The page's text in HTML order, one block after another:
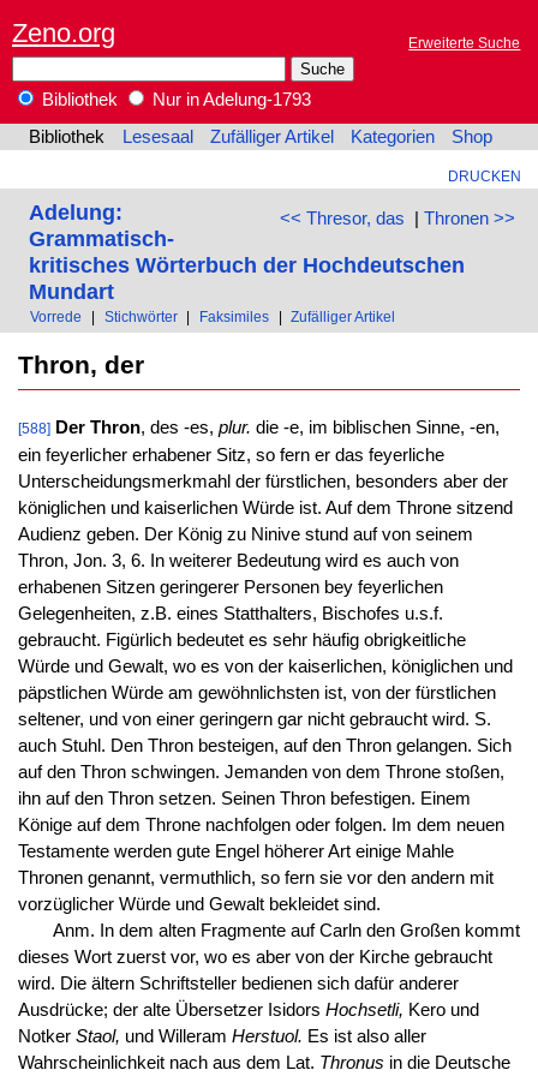
Zeno.org Erweiterte Suche
Bibliothek
Nur in Adelung-1793
Bibliothek
Lesesaal Zufälliger Artikel Kategorien Shop
DRUCKEN
<< Thresor, das | Thronen >>
Adelung:
Grammatisch-
kritisches Wörterbuch der Hochdeutschen
Mundart
Vorrede Stichwörter Faksimiles Zufälliger Artikel
Thron, der
[588] Der Thron, des -es, plur. die -e, im biblischen Sinne, -en,
ein feyerlicher erhabener Sitz, so fern er das feyerliche
Unterscheidungsmerkmahl der fürstlichen, besonders aber der
königlichen und kaiserlichen Würde ist. Auf dem Throne sitzend
Audienz geben. Der König zu Ninive stund auf von seinem
Thron, Jon. 3, 6. In weiterer Bedeutung wird es auch von
erhabenen Sitzen geringerer Personen bey feyerlichen
Gelegenheiten, z.B. eines Statthalters, Bischofes u.s.f.
gebraucht. Figürlich bedeutet es sehr häufig obrigkeitliche
Würde und Gewalt, wo es von der kaiserlichen, königlichen und
päpstlichen Würde am gewöhnlichsten ist, von der fürstlichen
seltener, und von einer geringern gar nicht gebraucht wird. S.
auch Stuhl. Den Thron besteigen, auf den Thron gelangen. Sich
auf den Thron schwingen. Jemanden von dem Throne stoßen,
ihn auf den Thron setzen. Seinen Thron befestigen. Einem
Könige auf dem Throne nachfolgen oder folgen. Im dem neuen
Testamente werden gute Engel höherer Art einige Mahle
Thronen genannt, vermuthlich, so fern sie vor den andern mit
vorzüglicher Würde und Gewalt bekleidet sind.
Anm. In dem alten Fragmente auf Carln den Großen kommt
dieses Wort zuerst vor, wo es aber von der Kirche gebraucht
wird. Die ältern Schriftsteller bedienen sich dafür anderer
Ausdrücke; der alte Übersetzer Isidors Hochsetli, Kero und
Notker Staol, und Willeram Herstuol. Es ist also aller
Wahrscheinlichkeit nach aus dem Lat. Thronus in die Deutsche